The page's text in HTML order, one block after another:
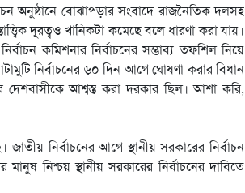
অনুষ্ঠানে বোঝাপড়ার সংবাদে রাজনৈতিক দলসহ
দূরত্বও খানিকটা কমেছে বলে ধারণা করা যায়।
কমিশনার নির্বাচনের সম্ভাব্য তফশিল নিয়ে
নির্বাচনের ৬০ দিন আগে ঘোষণা করার বিধান
দেশবাসীকে আশ্বস্ত করা দরকার ছিল। আশা করি,
নির্বাচনের আগে স্থানীয় সরকারের নির্বাচন
নিশ্চয় স্থানীয় সরকারের নির্বাচনের দাবিতে